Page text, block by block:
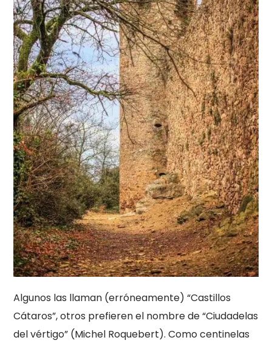
Algunos las llaman (erróneamente) “Castillos
Cátaros”, otros prefieren el nombre de “Ciudadelas
del vértigo” (Michel Roquebert). Como centinelas